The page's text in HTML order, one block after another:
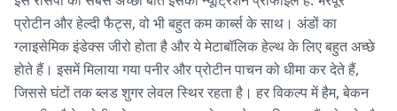
प्रोटीन और हेल्दी फैट्स, वो भी बहुत कम कार्ब्स के साथ। अंडों का
ग्लाइसेमिक इंडेक्स जीरो होता है और ये मेटाबॉलिक हेल्थ के लिए बहुत अच्छे
होते हैं। इसमें मिलाया गया पनीर और प्रोटीन पाचन को धीमा कर देते हैं,
जिससे घंटों तक ब्लड शुगर लेवल स्थिर रहता है। हर विकल्प में हैम, बेकन